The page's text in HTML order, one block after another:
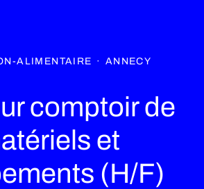
ALIMENTAIRE · ANNECY
comptoir de
et
(H/F)